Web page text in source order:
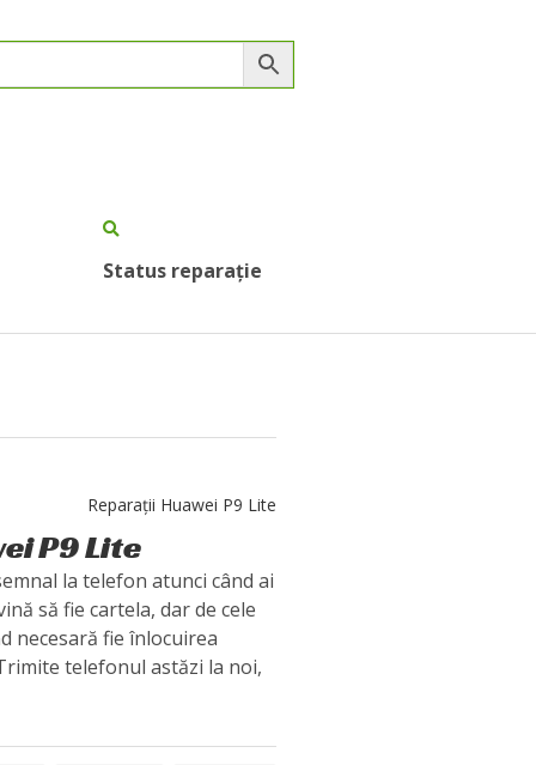
Status reparație
Reparații Huawei P9 Lite
P9 Lite
la telefon atunci când ai
să fie cartela, dar de cele
necesară fie înlocuirea
telefonul astăzi la noi,